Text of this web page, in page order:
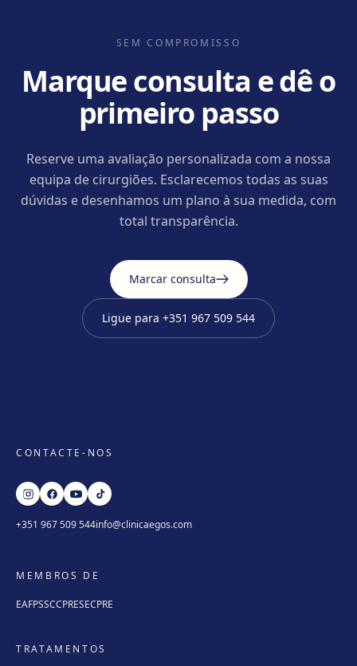
SEM COMPROMISSO
Marque consulta e dê o
primeiro passo
Reserve uma avaliação personalizada com a nossa
equipa de cirurgiões. Esclarecemos todas as suas
dúvidas e desenhamos um plano à sua medida, com
total transparência.
Marcar consulta
Ligue para +351 967 509 544
CONTACTE-NOS
+351 967 509 544info@clinicaegos.com
MEMBROS DE
EAFPSSCCPRESECPRE
TRATAMENTOS